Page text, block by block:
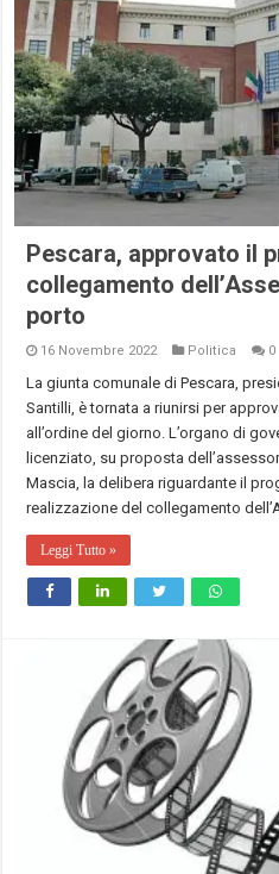
Pescara, approvato il
collegamento
porto
16 Novembre 2022 Politica 0
La giunta comunale di Pescara,
Santilli, è tornata a riunirsi per
all’ordine del giorno. L’organo di
licenziato, su proposta
Mascia, la delibera riguardante il
realizzazione del collegamento
Leggi Tutto »